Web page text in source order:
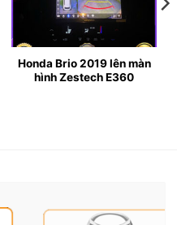
8 nhân, tốc độ
5.0, GPS
Honda Brio 2019 lên màn
hình Zestech E360